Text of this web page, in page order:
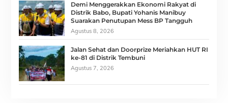
Demi Menggerakkan Ekonomi Rakyat di
Distrik Babo, Bupati Yohanis Manibuy
Suarakan Penutupan Mess BP Tangguh
Agustus 8, 2026
Jalan Sehat dan Doorprize Meriahkan HUT RI
ke-81 di Distrik Tembuni
Agustus 7, 2026